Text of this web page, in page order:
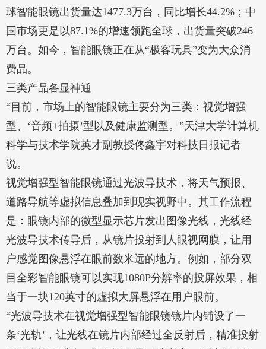
球智能眼镜出货量达1477.3万台，同比增长44.2%；中
国市场更是以87.1%的增速领跑全球，出货量突破246
万台。如今，智能眼镜正在从“极客玩具”变为大众消
费品。
三类产品各显神通
“目前，市场上的智能眼镜主要分为三类：视觉增强
型、‘音频+拍摄’型以及健康监测型。”天津大学计算机
科学与技术学院英才副教授佟鑫宇对科技日报记者
说。
视觉增强型智能眼镜通过光波导技术，将天气预报、
道路导航等虚拟信息叠加到现实视野中。其工作流程
是：眼镜内部的微型显示芯片发出图像光线，光线经
光波导技术传导后，从镜片投射到人眼视网膜，让用
户感觉图像悬浮在眼前数米远的地方。例如，部分双
目全彩智能眼镜可以实现1080P分辨率的投屏效果，相
当于一块120英寸的虚拟大屏悬浮在用户眼前。
“光波导技术在视觉增强型智能眼镜镜片内铺设了一
条‘光轨’，让光线在镜片内部经过全反射后，精准投射